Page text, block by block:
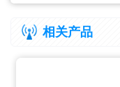
相关产品